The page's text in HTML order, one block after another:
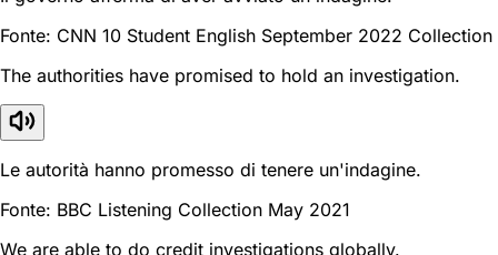
Fonte: CNN 10 Student English September 2022 Collection
The authorities have promised to hold an investigation.
Le autorità hanno promesso di tenere un'indagine.
Fonte: BBC Listening Collection May 2021
We are able to do credit investigations globally.